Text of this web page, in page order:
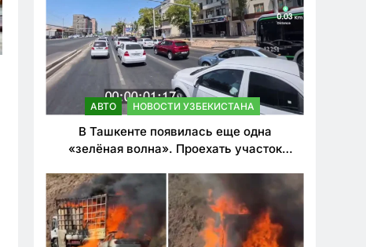
АВТО НОВОСТИ УЗБЕКИСТАНА
В Ташкенте появилась еще одна
«зелёная волна». Проехать участок